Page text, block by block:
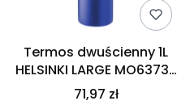
Termos dwuścienny 1L
HELSINKI LARGE MO6373-
04
71,97 zł